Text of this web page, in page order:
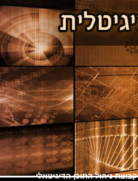
קבוצת ניהול התוכן הדיגיטאלי